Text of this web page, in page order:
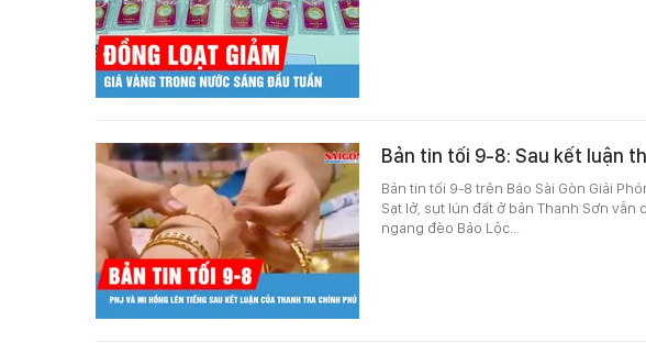
Bản tin tối 9-8: Sau kết luận
Bản tin tối 9-8 trên Báo Sài Gòn Giải
Sạt lở, sụt lún đất ở bản Thanh Sơn
ngang đèo Bảo Lộc...